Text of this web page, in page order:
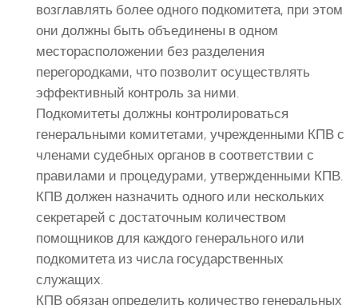
возглавлять более одного подкомитета, при этом
они должны быть объединены в одном
месторасположении без разделения
перегородками, что позволит осуществлять
эффективный контроль за ними.
Подкомитеты должны контролироваться
генеральными комитетами, учрежденными КПВ с
членами судебных органов в соответствии с
правилами и процедурами, утвержденными КПВ.
КПВ должен назначить одного или нескольких
секретарей с достаточным количеством
помощников для каждого генерального или
подкомитета из числа государственных
служащих.
КПВ обязан определить количество генеральных